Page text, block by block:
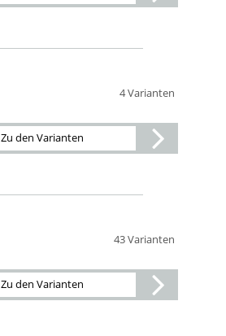
4 Varianten
Zu den Varianten
43 Varianten
Zu den Varianten